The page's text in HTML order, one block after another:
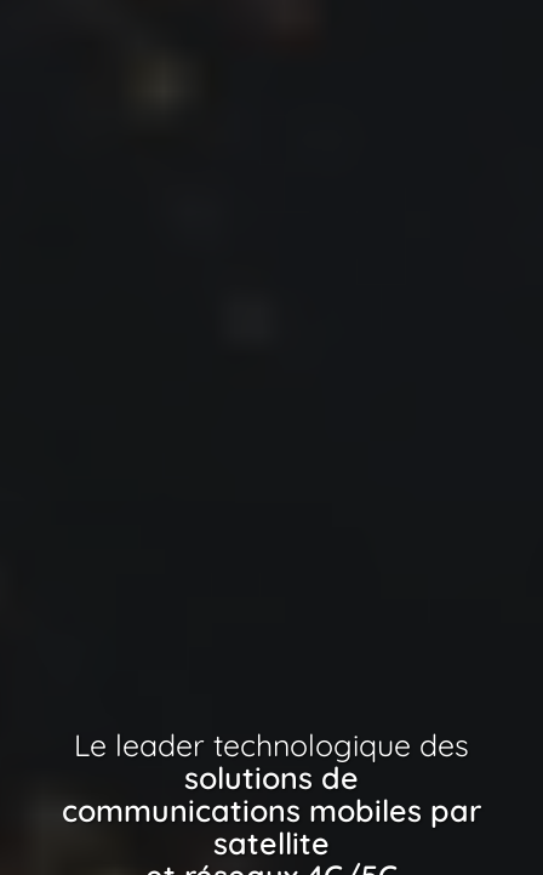
Le leader technologique des
solutions de
communications mobiles par
satellite